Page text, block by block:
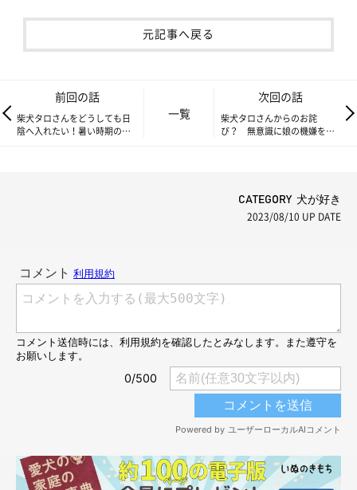
元記事へ戻る
前回の話
柴犬タロさんをどうしても日
陰へ入れたい！暑い時期のお
一覧
次回の話
柴犬タロさんからのお詫
び？ 無意識に娘の機嫌をと
CATEGORY 犬が好き
2023/08/10 UP DATE